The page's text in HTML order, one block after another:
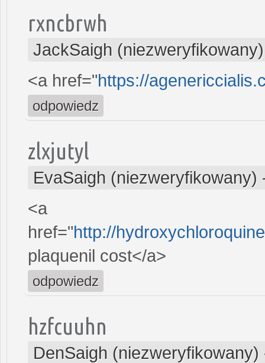
rxncbrwh
JackSaigh (niezweryfikowany)
<a href="https://
odpowiedz
zlxjutyl
EvaSaigh (niezweryfikowany)
<a
href="http://
plaquenil cost</a>
odpowiedz
hzfcuuhn
DenSaigh (niezweryfikowany)